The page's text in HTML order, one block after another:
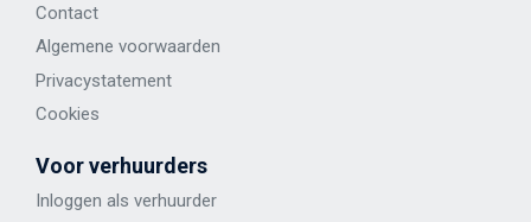
Contact
Algemene voorwaarden
Privacystatement
Cookies
Voor verhuurders
Inloggen als verhuurder